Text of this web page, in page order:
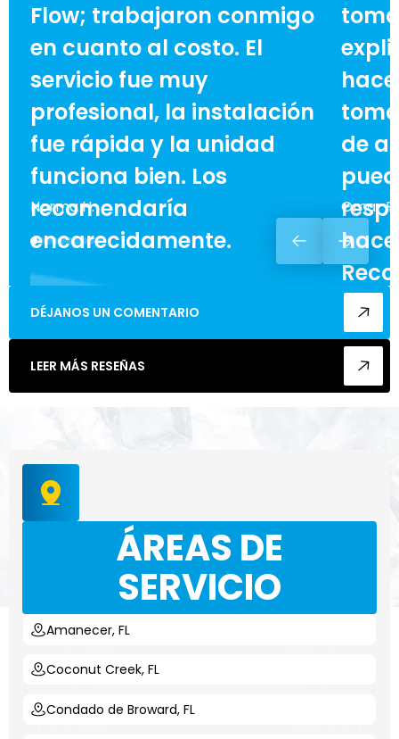
Flow; trabajaron conmigo
en cuanto al costo. El
servicio fue muy
profesional, la instalación
fue rápida y la unidad
funciona bien. Los
recomendaría
encarecidamente.
Norma H.
de
Omar F.
DÉJANOS UN COMENTARIO
LEER MÁS RESEÑAS
ÁREAS DE
SERVICIO
Amanecer, FL
Coconut Creek, FL
Condado de Broward, FL